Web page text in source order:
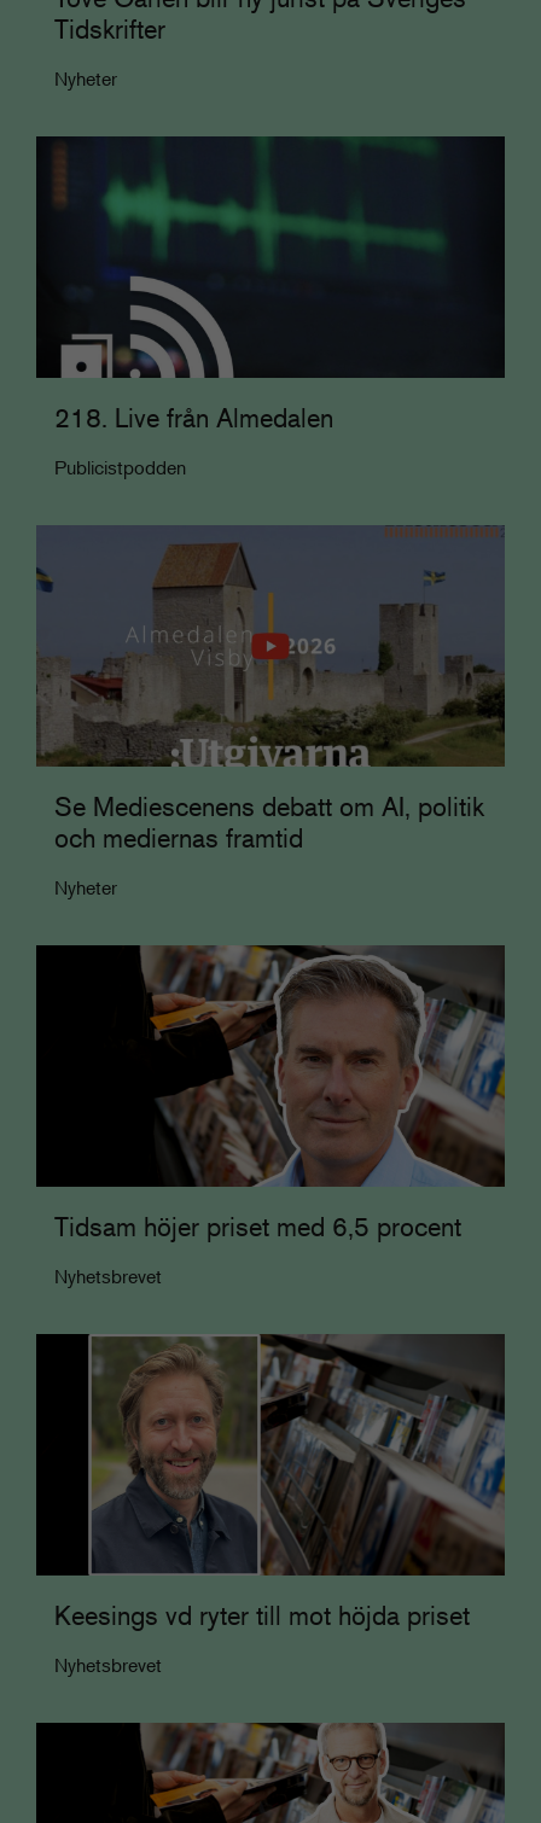
Tidskrifter
Nyheter
218. Live från Almedalen
Publicistpodden
Se Mediescenens debatt om AI, politik
och mediernas framtid
Nyheter
Tidsam höjer priset med 6,5 procent
Nyhetsbrevet
Keesings vd ryter till mot höjda priset
Nyhetsbrevet